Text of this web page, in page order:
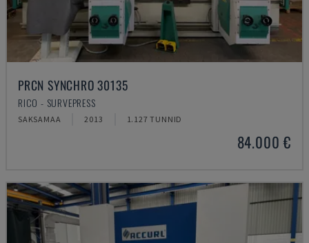
PRCN SYNCHRO 30135
RICO - SURVEPRESS
SAKSAMAA 2013 1.127 TUNNID
84.000 €